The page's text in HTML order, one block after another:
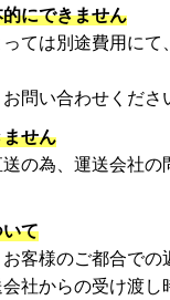
にできません
ては別途費用にて
問い合わせくださ
せん
の為、運送会社の
て
客様のご都合での
社からの受け渡し